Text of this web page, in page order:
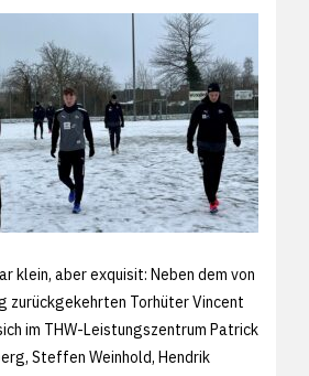
klein, aber exquisit: Neben dem von
zurückgekehrten Torhüter Vincent
im THW-Leistungszentrum Patrick
Steffen Weinhold, Hendrik